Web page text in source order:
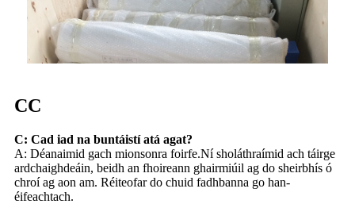
CC
C: Cad iad na buntáistí atá agat?
A: Déanaimid gach mionsonra foirfe.Ní sholáthraímid ach táirge
ardchaighdeáin, beidh an fhoireann ghairmiúil ag do sheirbhís ó
chroí ag aon am. Réiteofar do chuid fadhbanna go han-
éifeachtach.